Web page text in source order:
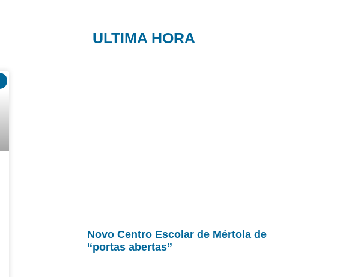
ULTIMA HORA
Novo Centro Escolar de Mértola de
“portas abertas”